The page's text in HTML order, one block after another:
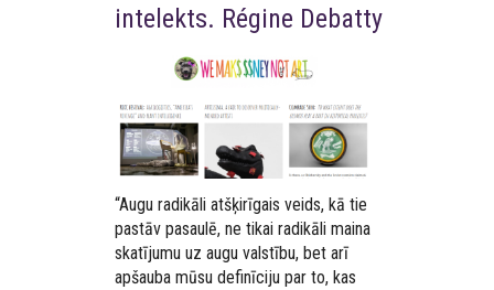
intelekts. Régine Debatty
“Augu radikāli atšķirīgais veids, kā tie
pastāv pasaulē, ne tikai radikāli maina
skatījumu uz augu valstību, bet arī
apšauba mūsu definīciju par to, kas